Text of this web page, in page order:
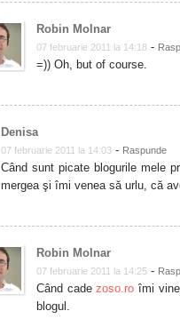
Robin Molnar
07 februarie 2011 la 14:18 -
=)) Oh, but of course.
Denisa
07 februarie 2011 la 14:03 - Raspunde
Când sunt picate blogurile mele
mergea şi îmi venea să urlu, că
Robin Molnar
07 februarie 2011 la 14:25 -
Când cadezoso.ro îmi
blogul.